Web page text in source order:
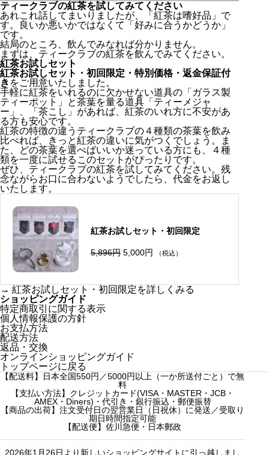
ティークラブの紅茶を試してみてください
あれこれ話してまいりましたが、「紅茶は嗜好品」で
す。良いか悪いかではなくて「好みに合うかどうか」
です。
結局のところ、飲んでみなれば分かりません。
まずは、ティークラブの紅茶を飲んでみてください。
紅茶お試しセット
紅茶お試しセット・初回限定・特別価格・返金保証付
き をご用意いたしました。
手軽に紅茶をいれるのに欠かせない道具の「ガラス製
ティーポット」と茶葉を量る道具「ティーメジャ
ー」、「茶こし」があれば、紅茶のいれ方に不安があ
る方も安心です。
紅茶の特徴の違うティークラブの４種類の茶葉を飲み
比べれば、きっと紅茶の違いに気がつくでしょう。ま
た、どの茶葉を選べばいいか迷っている方にも、４種
類を一度に試せるこのセットがぴったりです。
ぜひ、ティークラブの紅茶を試してみてください。残
念ながらお口に合わないようでしたら、代金をお返し
いたします。
紅茶お試しセット・初回限定
5,896円 元
は
5
し
た
。
5,000円 現
格
は
。
（税込）
→ 紅茶お試しセット・初回限定を詳しくみる
ショッピングガイド
特定商取引に関する表示
個人情報保護の方針
お支払方法
配送方法
返品・交換
オンラインショッピングガイド
トップページに戻る
【配送料】日本全国550円／5000円以上（一か所送付ごと）で無
料
【支払い方法】クレジットカード(VISA・MASTER・JCB・
AMEX・Diners)・代引き・銀行振込・郵便振替
【商品の出荷】注文受付日の翌営業日（日祝休）に発送／受取り
期日時間指定可能
【配送便】佐川急便・日本郵政
2026年1月26日より新しいショッピングサイトに引っ越しまし